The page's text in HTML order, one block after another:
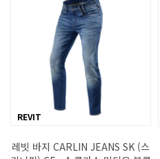
REVIT
레빗 바지 CARLIN JEANS SK (스